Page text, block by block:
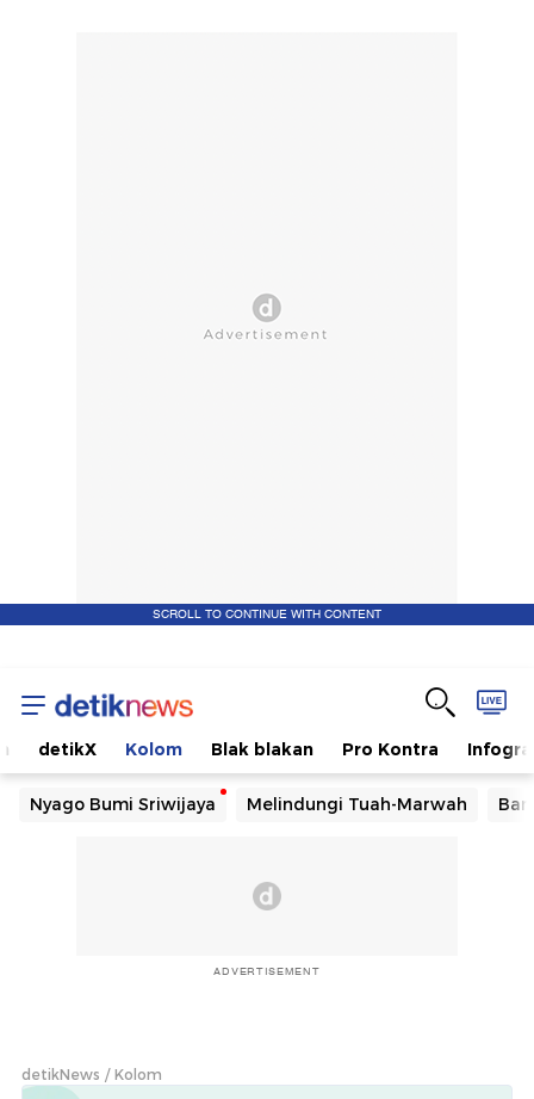
SCROLL TO CONTINUE WITH CONTENT
detikX Kolom Blak blakan Pro Kontra
Nyago Bumi Sriwijaya Melindungi Tuah-Marwah
ADVERTISEMENT
detikNews Kolom